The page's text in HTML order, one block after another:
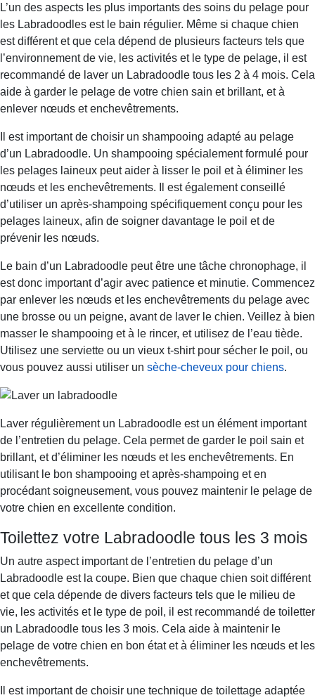
L’un des aspects les plus importants des soins du pelage pour
les Labradoodles est le bain régulier. Même si chaque chien
est différent et que cela dépend de plusieurs facteurs tels que
l’environnement de vie, les activités et le type de pelage, il est
recommandé de laver un Labradoodle tous les 2 à 4 mois. Cela
aide à garder le pelage de votre chien sain et brillant, et à
enlever nœuds et enchevêtrements.
Il est important de choisir un shampooing adapté au pelage
d’un Labradoodle. Un shampooing spécialement formulé pour
les pelages laineux peut aider à lisser le poil et à éliminer les
nœuds et les enchevêtrements. Il est également conseillé
d’utiliser un après-shampoing spécifiquement conçu pour les
pelages laineux, afin de soigner davantage le poil et de
prévenir les nœuds.
Le bain d’un Labradoodle peut être une tâche chronophage, il
est donc important d’agir avec patience et minutie. Commencez
par enlever les nœuds et les enchevêtrements du pelage avec
une brosse ou un peigne, avant de laver le chien. Veillez à bien
masser le shampooing et à le rincer, et utilisez de l’eau tiède.
Utilisez une serviette ou un vieux t-shirt pour sécher le poil, ou
vous pouvez aussi utiliser un sèche-cheveux pour chiens.
Laver régulièrement un Labradoodle est un élément important
de l’entretien du pelage. Cela permet de garder le poil sain et
brillant, et d’éliminer les nœuds et les enchevêtrements. En
utilisant le bon shampooing et après-shampoing et en
procédant soigneusement, vous pouvez maintenir le pelage de
votre chien en excellente condition.
Toilettez votre Labradoodle tous les 3 mois
Un autre aspect important de l’entretien du pelage d’un
Labradoodle est la coupe. Bien que chaque chien soit différent
et que cela dépende de divers facteurs tels que le milieu de
vie, les activités et le type de poil, il est recommandé de toiletter
un Labradoodle tous les 3 mois. Cela aide à maintenir le
pelage de votre chien en bon état et à éliminer les nœuds et les
enchevêtrements.
Il est important de choisir une technique de toilettage adaptée